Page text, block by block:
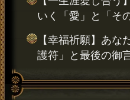
いく「愛」と「そ
【幸福祈願】あな
護符」と最後の御